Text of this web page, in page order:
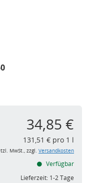
34,85 €
131,51 € pro 1 l
MwSt., zzgl. Versandkosten
Verfügbar
Lieferzeit: 1-2 Tage